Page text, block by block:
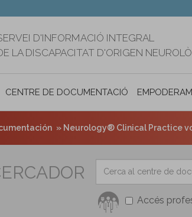
D'INFORMACIÓ INTEGRAL
LA DISCAPACITAT D'ORIGEN
CENTRE DE DOCUMENTACIÓ
Neurology® Clinical Practice
Accés